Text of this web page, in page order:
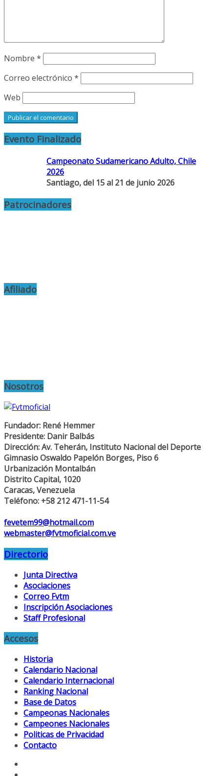
Nombre *
Correo electrónico *
Web
Evento Finalizado
Campeonato Sudamericano Adulto, Chile
2026
Santiago, del 15 al 21 de junio 2026
Patrocinadores
Afiliado
Nosotros
Fundador: René Hemmer
Presidente: Danir Balbás
Dirección: Av. Teherán, Instituto Nacional del Deporte
Gimnasio Oswaldo Papelón Borges, Piso 6
Urbanización Montalbán
Distrito Capital, 1020
Caracas, Venezuela
Teléfono: +58 212 471-11-54
fevetem99@hotmail.com
webmaster@fvtmoficial.com.ve
Directorio
Junta Directiva
Asociaciones
Correo Fvtm
Inscripción Asociaciones
Staff Profesional
Accesos
Historia
Calendario Nacional
Calendario Internacional
Ranking Nacional
Base de Datos
Campeonas Nacionales
Campeones Nacionales
Politicas de Privacidad
Contacto